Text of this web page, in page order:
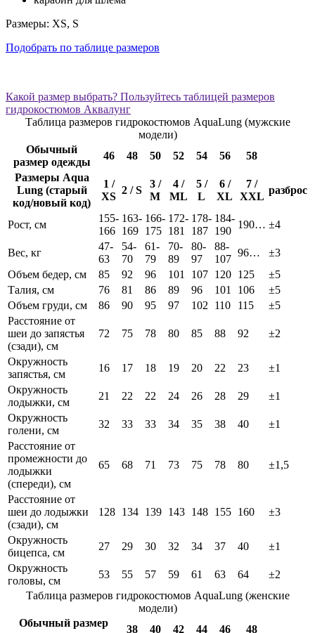
Размеры: XS, S
Подобрать по таблице размеров
Какой размер выбрать? Пользуйтесь таблицей размеров
гидрокостюмов Аквалунг
Таблица размеров гидрокостюмов AquaLung (мужские
модели)
Обычный
размер одежды
46 48 50 52 54 56
58
Размеры Aqua
Lung (старый
код/новый код)
1 /
XS
2 / S
3 /
M
4 /
ML
5 /
L
6 /
XL
7 /
XXL
разброс
Рост, см
155-
166
163-
169
166-
175
172-
181
178-
187
184-
190
190… ±4
Вес, кг
47-
63
54-
70
61-
79
70-
89
80-
97
88-
107
96…
±3
Объем бедер, см
85 92 96 101 107 120 125
±5
Талия, см
76 81 86 89 96 101 106
±5
Объем груди, см
86 90 95 97 102 110 115
±5
Расстояние от
шеи до запястья
(сзади), см
72 75 78 80 85 88 92 ±2
Окружность
запястья, см
16 17 18 19 20 22 23
±1
Окружность
лодыжки, см
21 22 22 24 26 28 29
±1
Окружность
голени, см
32 33 33 34 35 38 40
±1
Расстояние от
промежности до
лодыжки
(спереди), см
65 68 71 73 75 78 80 ±1,5
Расстояние от
шеи до лодыжки
(сзади), см
128 134 139 143 148 155 160 ±3
Окружность
бицепса, см
27 29 30 32 34 37 40
±1
Окружность
головы, см
53 55 57 59 61 63 64
±2
Таблица размеров гидрокостюмов AquaLung (женские
модели)
Обычный размер
38 40 42 44 46
48